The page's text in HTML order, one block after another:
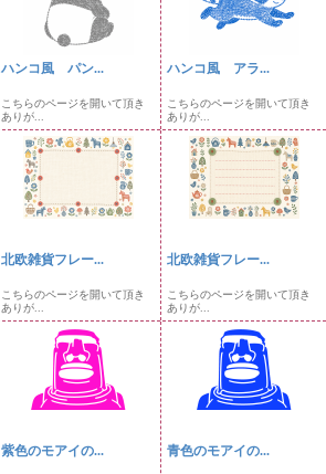
ハンコ風 パン...
こちらのページを開いて頂き
ありが...
ハンコ風 アラ...
こちらのページを開いて頂き
ありが...
北欧雑貨フレー...
こちらのページを開いて頂き
ありが...
北欧雑貨フレー...
こちらのページを開いて頂き
ありが...
紫色のモアイの... 青色のモアイの...